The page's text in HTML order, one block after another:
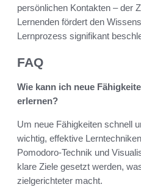
persönlichen Kontakten – der
Lernenden fördert den
Lernprozess signifikant
FAQ
Wie kann ich neue
erlernen?
Um neue Fähigkeiten schnell
wichtig, effektive
Pomodoro-Technik und
klare Ziele gesetzt werden,
zielgerichteter macht.